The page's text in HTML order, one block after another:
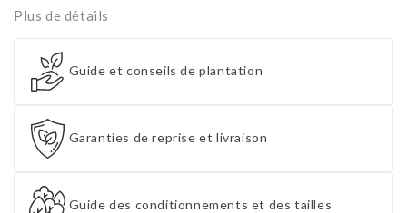
Plus de détails
Guide et conseils de plantation
Garanties de reprise et livraison
Guide des conditionnements et des tailles